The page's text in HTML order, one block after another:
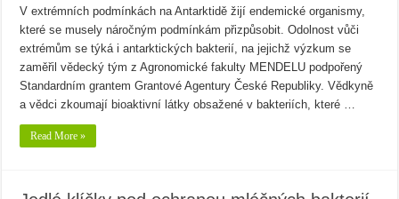
V extrémních podmínkách na Antarktidě žijí endemické organismy,
které se musely náročným podmínkám přizpůsobit. Odolnost vůči
extrémům se týká i antarktických bakterií, na jejichž výzkum se
zaměřil vědecký tým z Agronomické fakulty MENDELU podpořený
Standardním grantem Grantové Agentury České Republiky. Vědkyně
a vědci zkoumají bioaktivní látky obsažené v bakteriích, které …
Read More »